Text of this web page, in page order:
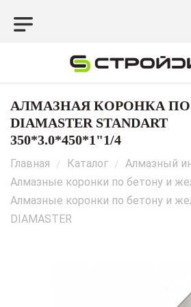
АЛМАЗНАЯ КОРОНКА
DIAMASTER STANDART
350*3.0*450*1"1/4
Главная / Каталог / Алмазный
Алмазные коронки по бетону и
Алмазные коронки по бетону и
DIAMASTER